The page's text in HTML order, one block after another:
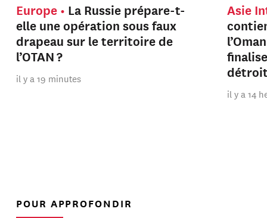
Europe
La Russie prépare-t-
elle une opération sous faux
drapeau sur le territoire de
l’OTAN ?
il y a 19 minutes
Asie
il y a 14
POUR APPROFONDIR